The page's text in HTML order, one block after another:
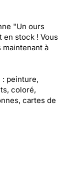
"Un ours
en stock ! Vous
à
peinture,
coloré,
cartes de